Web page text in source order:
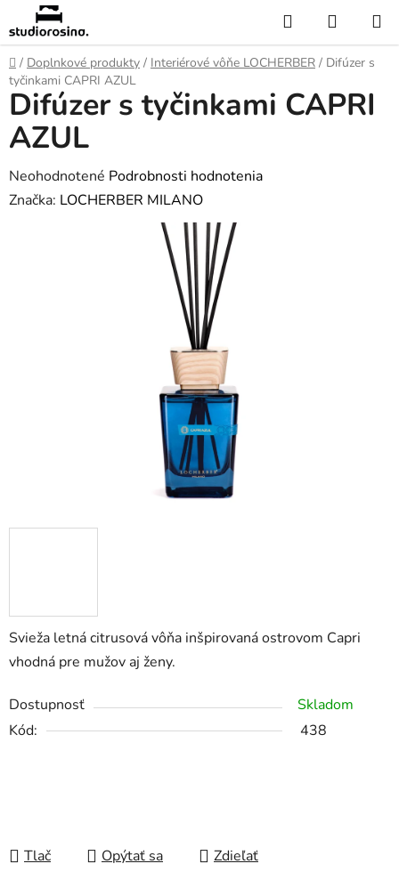
Prejsť
na
obsah
Hľadať
KOŠÍK
Domov
/ Doplnkové produkty / Interiérové vôňe LOCHERBER / Difúzer s
tyčinkami CAPRI AZUL
Svieža letná citrusová vôňa inšpirovaná ostrovom Capri
vhodná pre mužov aj ženy.
Dostupnosť
Skladom
Kód:
438
Tlač Opýtať sa Zdieľať
Difúzer s tyčinkami CAPRI
AZUL
Priemerné
hodnotenie
Neohodnotené Podrobnosti hodnotenia
Značka: LOCHERBER MILANO